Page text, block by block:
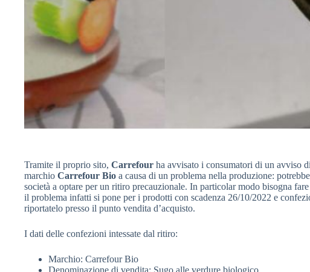
Tramite il proprio sito, Carrefour ha avvisato i consumatori di un avviso
marchio Carrefour Bio a causa di un problema nella produzione:
società a optare per un ritiro precauzionale. In particolar modo bisogna fare
il problema infatti si pone per i prodotti con scadenza 26/10/2022 e
riportatelo presso il punto vendita d’acquisto.
I dati delle confezioni intessate dal ritiro:
Marchio: Carrefour Bio
Denominazione di vendita: Sugo alle verdure biologico